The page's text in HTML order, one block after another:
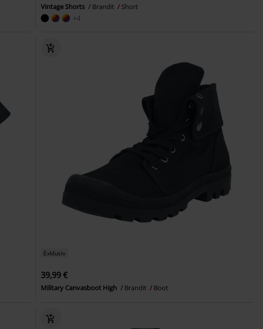
Vintage Shorts Brandit Short
+4
Exklusiv
39,99 €
Military Canvasboot High Brandit Boot